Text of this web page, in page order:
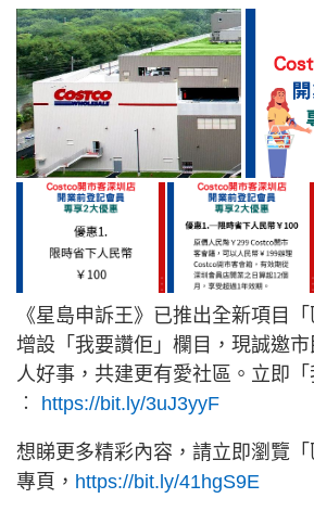
《星島申訴王》已推出全新項目
增設「我要讚佢」欄目，現誠邀
人好事，共建更有愛社區。立即「
︰
https://bit.ly/3uJ3yyF
想睇更多精彩內容，請立即瀏覽
專頁， https://bit.ly/41hgS9E